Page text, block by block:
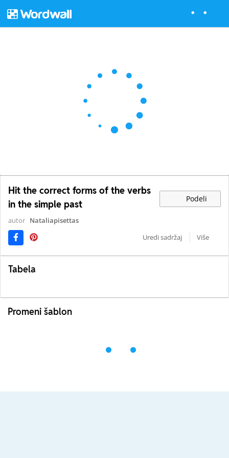
Hit the correct forms of the verbs
in the simple past
Podeli
autor Nataliapisettas
Uredi sadržaj
Više
Tabela
Promeni šablon